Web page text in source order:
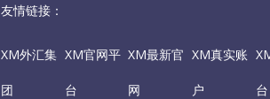
友情链接：
XM外汇集
团
XM官网平
台
XM最新官
网
XM真实账
户 台